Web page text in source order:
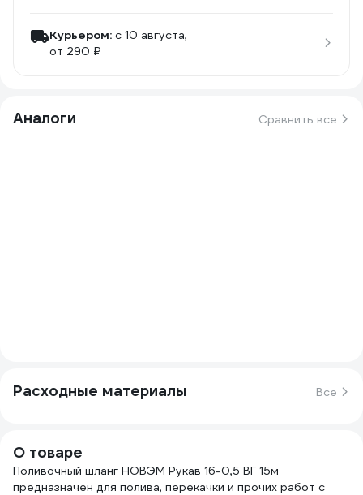
Курьером: c 10 августа,
от 290 ₽
Аналоги Сравнить все
Расходные материалы Все
О товаре
Поливочный шланг НОВЭМ Рукав 16-0,5 ВГ 15м
предназначен для полива, перекачки и прочих работ с